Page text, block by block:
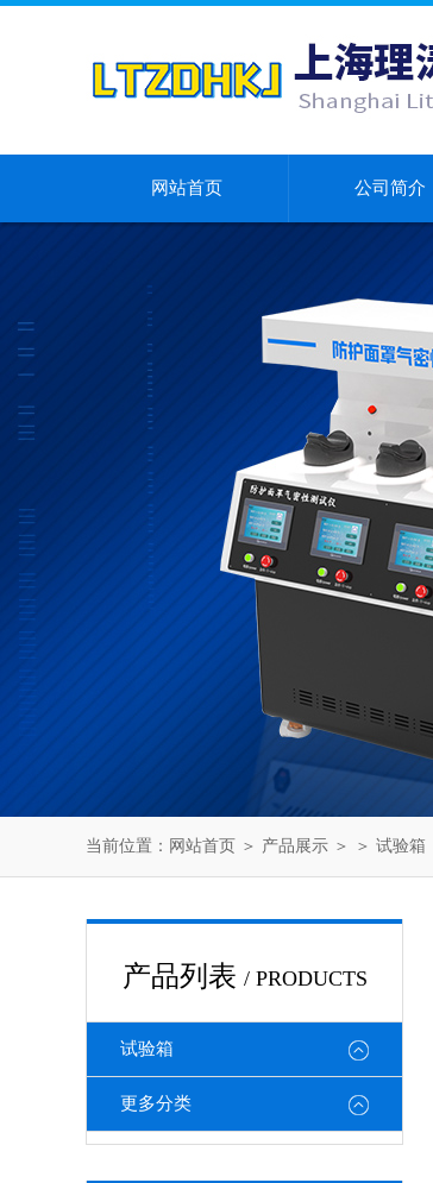
网站首页 公司简介
当前位置： 网站首页 ＞ 产品展示 ＞ ＞ 试验箱
产品列表 / PRODUCTS
试验箱
更多分类